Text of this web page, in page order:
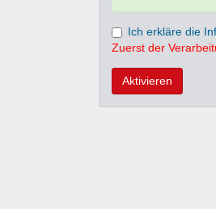
Ich erkläre die
Zuerst der
Aktivieren